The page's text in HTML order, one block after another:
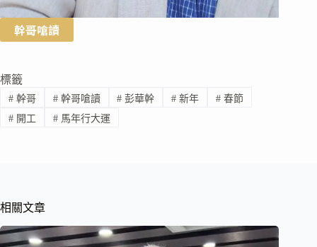
幹哥嗆讀
標籤
#幹哥 #幹哥嗆讀 # 彭華幹 # 新年 # 春節
#開工 #馬年行大運
相關文章